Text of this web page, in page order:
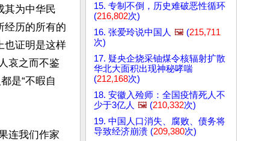
其为中华民
经历的所有的
也证明是这样
哀之而不鉴
是“不暇自
连我们作家
15. 专制不倒，历史难破恶性循环
(216,802次)
16. 张爱玲说中国人 🖼️ (215,711
次)
17. 疑央企烧采铀煤令核辐射扩散
华北大面积出现神秘哮喘
(212,168次)
18. 安徽入殓师：全国疫情死人不
少于3亿人 🖼️ (210,332次)
19. 中国人口消失、腐败、债务将
导致经济崩溃 (209,380次)